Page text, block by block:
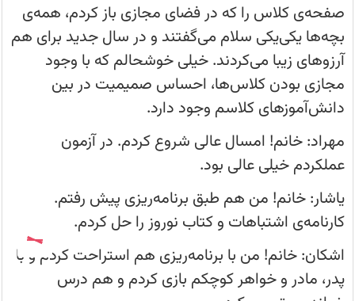
تا
با
دانش‌آموزانم
صحبت
کنم.
صفحه‌ی کلاس را که در فضای مجازی باز کردم،‌ همه‌ی
بچه‌ها یکی‌یکی سلام می‌گفتند و در سال جدید برای هم
آرزوهای زیبا می‌کردند. خیلی خوشحالم که با وجود
مجازی بودن کلاس‌ها، احساس صمیمیت در بین
دانش‌آموزهای کلاسم وجود دارد.
مهراد: خانم! امسال عالی شروع کردم. در آزمون
عملکردم خیلی عالی بود.
یاشار: خانم! من هم طبق برنامه‌ریزی پیش رفتم.
کارنامه‌ی اشتباهات و کتاب نوروز را حل کردم.
اشکان: خانم! من با برنامه‌ریزی هم استراحت کردم و با
پدر، مادر و خواهر کوچکم بازی کردم و هم درس